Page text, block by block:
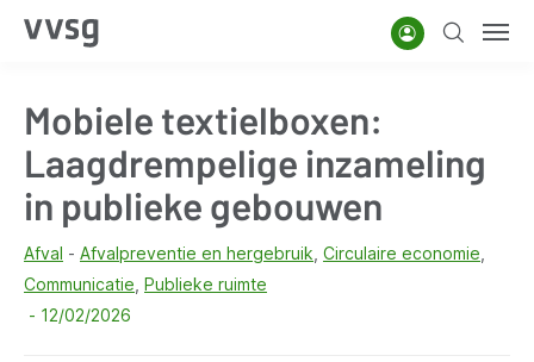
Overslaan
inhoud
gaan
AccountZoeken
Mobiele textielboxen:
Laagdrempelige inzameling
in publieke gebouwen
Afval Afvalpreventie en hergebruik Circulaire economie
Communicatie Publieke ruimte
12/02/2026